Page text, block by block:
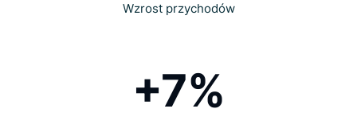
Wzrost przychodów
+7%